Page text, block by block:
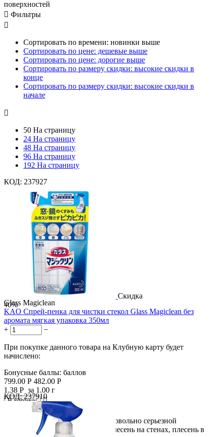
поверхностей
 Фильтры

Сортировать по времени: новинки выше
Сортировать по цене: дешевые выше
Сортировать по цене: дорогие выше
Сортировать по размеру скидки: высокие скидки в
конце
Сортировать по размеру скидки: высокие скидки в
начале

50 На страницу
24 На страницу
48 На страницу
96 На страницу
192 На страницу
КОД: 237927
Скидка
40%
Glass Magiclean
KAO Спрей-пенка для чистки стекол Glass Magiclean без
аромата мягкая упаковка 350мл
+
−
При покупке данного товара на Клубную карту будет
начислено:
Бонусные баллы: баллов
799.00 Р 482.00 Р
1.38 Р за 1.00 г
В корзину

Многие из нас знакомы с такой довольно серьезной
проблемой как: мокрые стены, плесень на стенах, плесень в
КОД: 237910